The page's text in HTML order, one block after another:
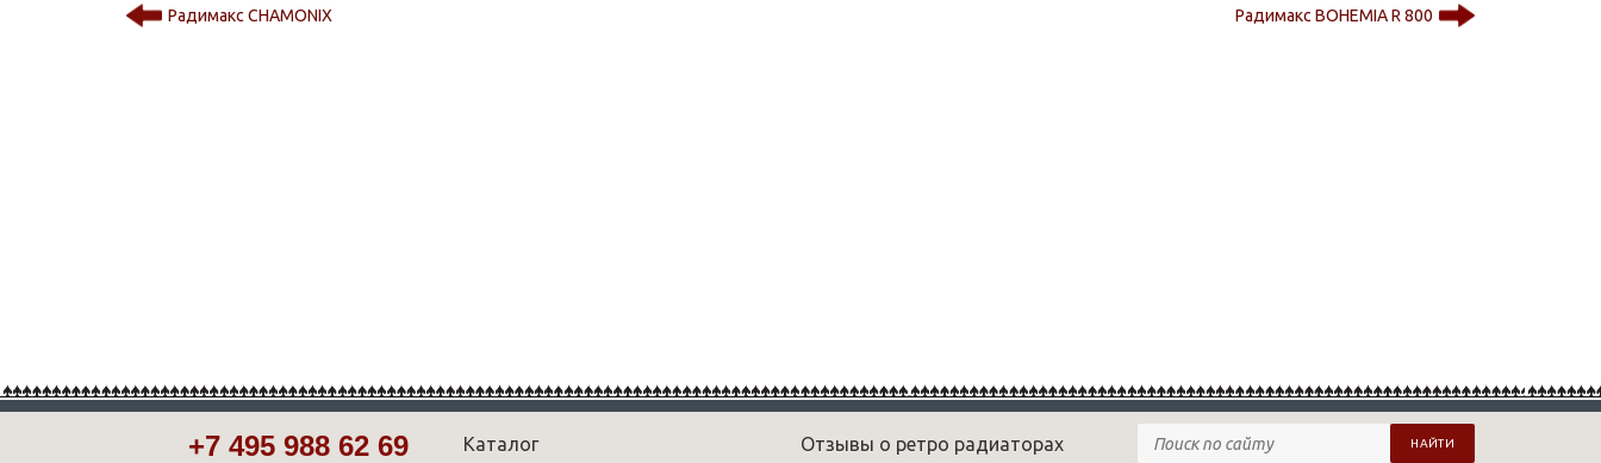
Радимакс CHAMONIX Радимакс BOHEMIA R 800
+7 495 988 62 69 Каталог Отзывы о ретро радиаторах НАЙТИ